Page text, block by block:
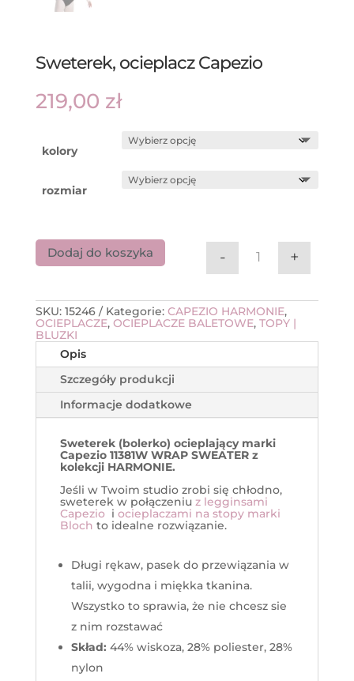
Sweterek, ocieplacz Capezio
219,00 zł
kolory
rozmiar
ilość Sweterek,
- +
Dodaj do koszyka
SKU: 15246 Kategorie: CAPEZIO HARMONIE,
OCIEPLACZE, OCIEPLACZE BALETOWE, TOPY |
BLUZKI
Opis
Szczegóły produkcji
Informacje dodatkowe
Sweterek (bolerko) ocieplający marki
Capezio 11381W WRAP SWEATER z
kolekcji HARMONIE.
Jeśli w Twoim studio zrobi się chłodno,
sweterek w połączeniu z legginsami
Capezioi ocieplaczami na stopy marki
Bloch to idealne rozwiązanie.
Długi rękaw, pasek do przewiązania w
talii, wygodna i miękka tkanina.
Wszystko to sprawia, że nie chcesz sie
z nim rozstawać
Skład: 44% wiskoza, 28% poliester, 28%
nylon